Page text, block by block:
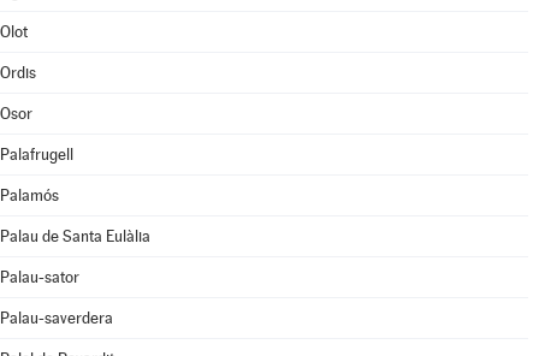
Olot
Ordis
Osor
Palafrugell
Palamós
Palau de Santa Eulàlia
Palau-sator
Palau-saverdera